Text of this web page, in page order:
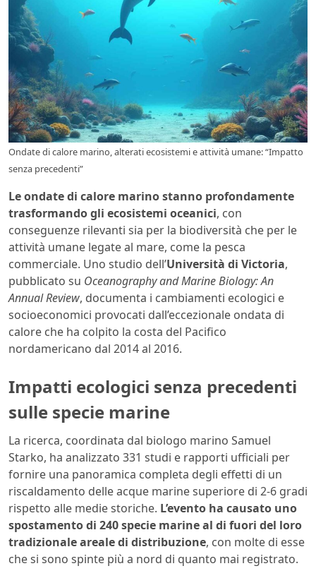
Ondate di calore marino, alterati ecosistemi e attività umane: “Impatto
senza precedenti”
Le ondate di calore marino stanno profondamente
trasformando gli ecosistemi oceanici, con
conseguenze rilevanti sia per la biodiversità che per le
attività umane legate al mare, come la pesca
commerciale. Uno studio dell’Università di Victoria,
pubblicato su Oceanography and Marine Biology: An
Annual Review, documenta i cambiamenti ecologici e
socioeconomici provocati dall’eccezionale ondata di
calore che ha colpito la costa del Pacifico
nordamericano dal 2014 al 2016.
Impatti ecologici senza precedenti
sulle specie marine
La ricerca, coordinata dal biologo marino Samuel
Starko, ha analizzato 331 studi e rapporti ufficiali per
fornire una panoramica completa degli effetti di un
riscaldamento delle acque marine superiore di 2-6 gradi
rispetto alle medie storiche. L’evento ha causato uno
spostamento di 240 specie marine al di fuori del loro
tradizionale areale di distribuzione, con molte di esse
che si sono spinte più a nord di quanto mai registrato.